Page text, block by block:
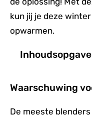
kun jij je deze
opwarmen.
Inhoudsopgave
Waarschuwing
De meeste